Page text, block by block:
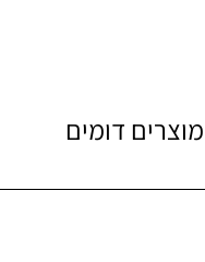
מוצרים דומים